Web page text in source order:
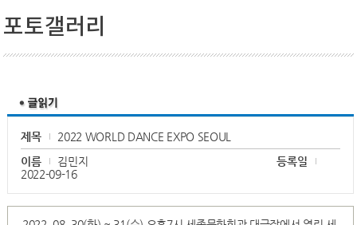
포토갤러리
제목
2022 WORLD DANCE EXPO SEOUL
이름
김민지
등록일
2022-09-16